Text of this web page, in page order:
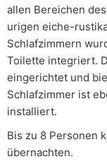
allen Bereichen
urigen eiche-
Schlafzimmern
Toilette integriert.
eingerichtet und
Schlafzimmer ist
installiert.
Bis zu 8 Personen
übernachten.